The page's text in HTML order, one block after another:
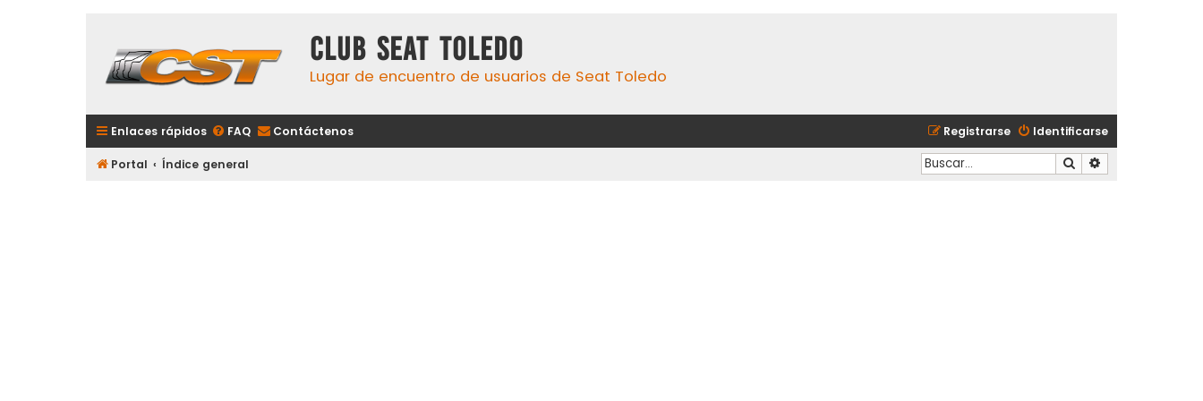
Club Seat Toledo
Lugar de encuentro de usuarios de Seat Toledo
Enlaces rápidos FAQ Contáctenos Identificarse
Registrarse
Portal Índice general Buscar